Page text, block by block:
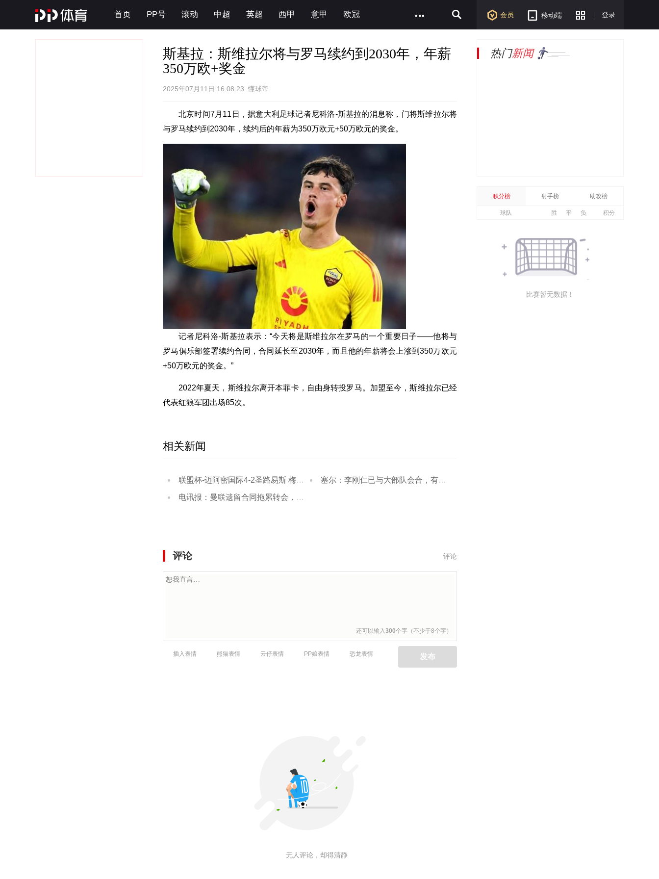
首页 PP号 滚动 中超 英超 西甲 意甲 欧冠 会员 移动端 登录
斯基拉：斯维拉尔将与罗马续约到2030年，年薪
350万欧+奖金
2025年07月11日 16:08:23 懂球帝
北京时间7月11日，据意大利足球记者尼科洛-斯基拉的消息称，门将斯维拉尔将
与罗马续约到2030年，续约后的年薪为350万欧元+50万欧元的奖金。
记者尼科洛-斯基拉表示：“今天将是斯维拉尔在罗马的一个重要日子——他将与
罗马俱乐部签署续约合同，合同延长至2030年，而且他的年薪将会上涨到350万欧元
+50万欧元的奖金。”
2022年夏天，斯维拉尔离开本菲卡，自由身转投罗马。加盟至今，斯维拉尔已经
代表红狼军团出场85次。
相关新闻
联盟杯-迈阿密国际4-2圣路易斯 梅西两射一传 塞尔：李刚仁已与大部队会合，有望对曼城完成马竞首秀
电讯报：曼联遗留合同拖累转会，新政下球员必须争取加薪
评论 评论
还可以输入300个字（不少于8个字）
发布
插入表情 熊猫表情 云仔表情 PP娘表情 恐龙表情
无人评论，却得清静
热门新闻
积分榜 射手榜 助攻榜
球队 胜 平 负 积分
比赛暂无数据！